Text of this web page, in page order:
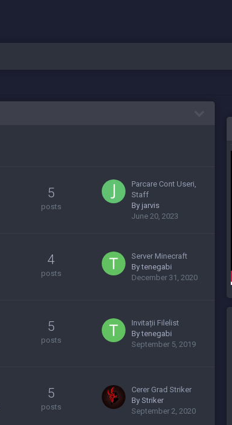
5
posts
Parcare Cont Useri,
Staff
By jarvis
June 20, 2023
4
posts
Server Minecraft
Bytenegabi
December 31, 2020
5
posts
Invitații Filelist
Bytenegabi
September 5, 2019
5
posts
Cerer Grad Striker
By Striker
September 2, 2020